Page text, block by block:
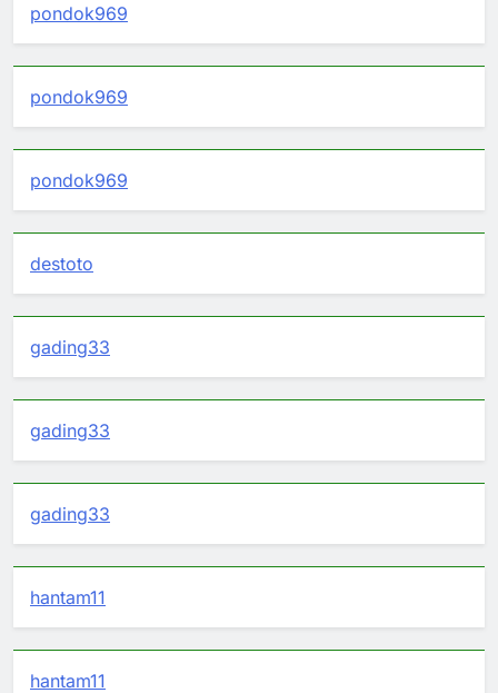
pondok969
pondok969
pondok969
destoto
gading33
gading33
gading33
hantam11
hantam11